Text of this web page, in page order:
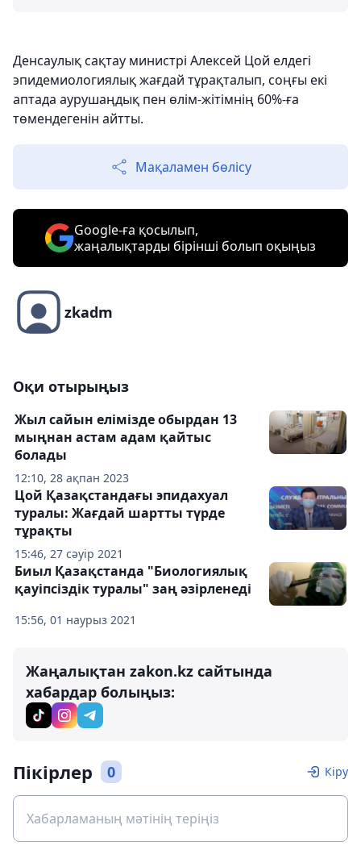
Денсаулық сақтау министрі Алексей Цой елдегі
эпидемиологиялық жағдай тұрақталып, соңғы екі
аптада аурушаңдық пен өлім-жітімнің 60%-ға
төмендегенін айтты.
Мақаламен бөлісу
Google-ға қосылып,
жаңалықтарды бірінші болып оқыңыз
zkadm
Оқи отырыңыз
12:10, 28 ақпан 2023
Жыл сайын елімізде обырдан 13
мыңнан астам адам қайтыс
болады
15:46, 27 сәуір 2021
Цой Қазақстандағы эпидахуал
туралы: Жағдай шартты түрде
тұрақты
15:56, 01 наурыз 2021
Биыл Қазақстанда "Биологиялық
қауіпсіздік туралы" заң әзірленеді
Жаңалықтан zakon.kz сайтында
хабардар болыңыз:
Пікірлер 0 Кіру